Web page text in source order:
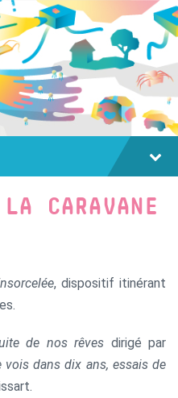
CARAVANE
, dispositif itinérant
de nos rêves dirigé par
vois dans dix ans, essais de